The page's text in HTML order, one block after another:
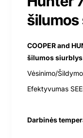
COOPER and
šilumos
Vėsinimo/
Efektyvumas
Darbinės